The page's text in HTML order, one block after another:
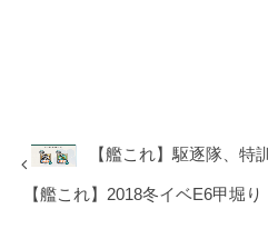
【艦これ】駆逐隊、特
【艦これ】2018冬イベE6甲堀り